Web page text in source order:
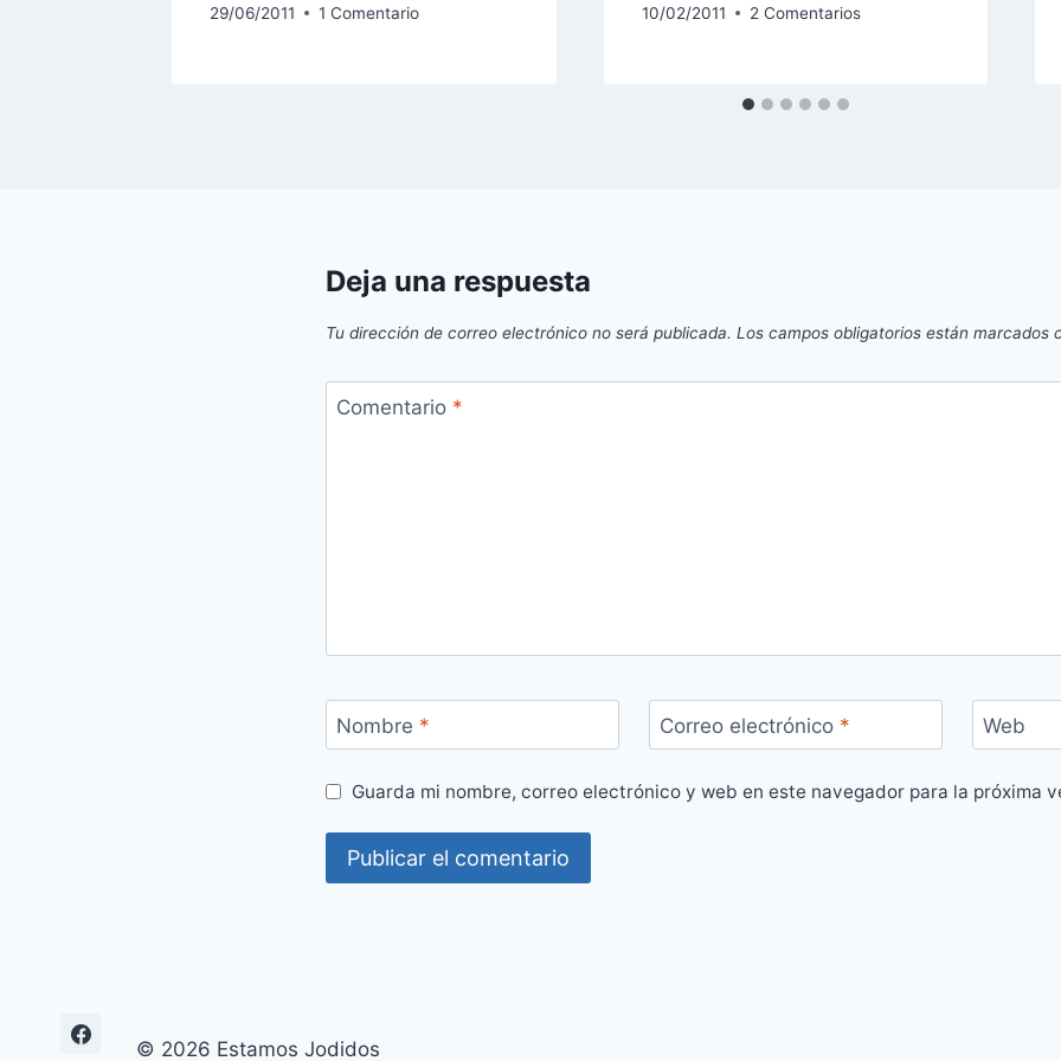
29/06/2011 1 Comentario 10/02/2011 2 Comentarios
Deja una respuesta
Tu dirección de correo electrónico no será publicada. Los campos obligatorios están marcados
Comentario *
Nombre * Correo electrónico * Web
Guarda mi nombre, correo electrónico y web en este navegador para la próxima
© 2026 Estamos Jodidos